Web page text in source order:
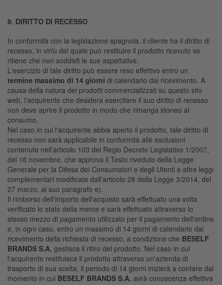
9. DIRITTO DI RECESSO
In conformità con la legislazione spagnola, il cliente ha il diritto di
recesso, in virtù del quale può restituire il prodotto ricevuto se
ritiene che non soddisfi le sue aspettative.
L'esercizio di tale diritto può essere reso effettivo entro un
termine massimo di 14 giorni di calendario dal ricevimento. A
causa della natura dei prodotti commercializzati su questo sito
web, l'acquirente che desidera esercitare il suo diritto di recesso
non deve aprire il prodotto in modo che rimanga idoneo al
consumo.
Nel caso in cui l'acquirente abbia aperto il prodotto, tale diritto di
recesso non sarà applicabile in conformità alle esclusioni
contenute nell'articolo 103 del Regio Decreto Legislativo 1/2007,
del 16 novembre, che approva il Testo riveduto della Legge
Generale per la Difesa dei Consumatori e degli Utenti e altre leggi
complementari modificate dall'articolo 28 della Legge 3/2014, del
27 marzo, al suo paragrafo e).
Il rimborso dell'importo dell'acquisto sarà effettuato una volta
verificato lo stato della merce e sarà effettuato attraverso lo
stesso mezzo di pagamento utilizzato per il pagamento dell'ordine
e, in ogni caso, entro un massimo di 14 giorni di calendario dal
ricevimento della richiesta di recesso, a condizione che BESELF
BRANDS S.A. gestisca il ritiro del prodotto. Nel caso in cui
l'acquirente restituisca il prodotto attraverso un'azienda di
trasporto di sua scelta, il periodo di 14 giorni inizierà a contare dal
momento in cui BESELF BRANDS S.A. avrà conoscenza effettiva